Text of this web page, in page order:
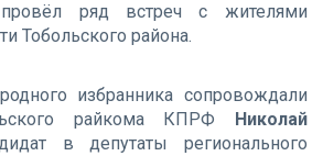
ряд встреч с жителями
Тобольского района.
избранника сопровождали
райкома КПРФ Николай
в депутаты регионального